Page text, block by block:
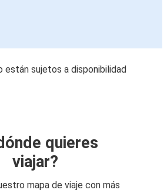
están sujetos a disponibilidad
quieres
viajar?
mapa de viaje con más